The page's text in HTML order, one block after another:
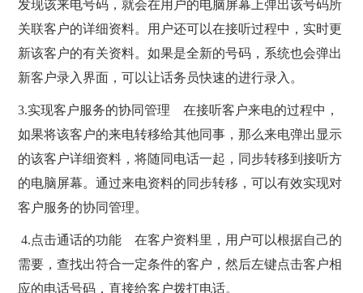
发现该来电号码，就会在用户的电脑屏幕上弹出该号码所
关联客户的详细资料。用户还可以在接听过程中，实时更
新该客户的有关资料。如果是全新的号码，系统也会弹出
新客户录入界面，可以让话务员快速的进行录入。
3.实现客户服务的协同管理 在接听客户来电的过程中，
如果将该客户的来电转移给其他同事，那么来电弹出显示
的该客户详细资料，将随同电话一起，同步转移到接听方
的电脑屏幕。通过来电资料的同步转移，可以有效实现对
客户服务的协同管理。
4.点击通话的功能 在客户资料里，用户可以根据自己的
需要，查找出符合一定条件的客户，然后左键点击客户相
应的电话号码，直接给客户拨打电话。